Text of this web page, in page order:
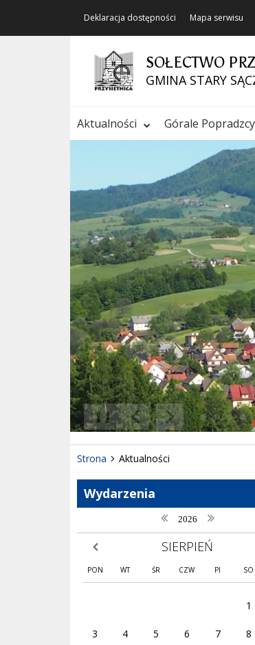
Deklaracja dostępności Mapa serwisu
SOŁECTWO
GMINA STARY
Aktualności Górale Popradzcy
Poprzedni Element
Następny Element
❚❚
Strona Aktualności
Wydarzenia
poprzedni rok
2026 następny
poprzedni miesiąc SIERPIEŃ
PON WT ŚR CZW PI SO
1
3 4 5 6 7 8